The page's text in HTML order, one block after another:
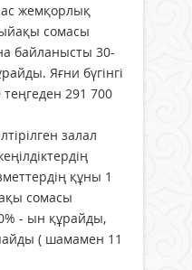
жемқорлық
сомасы
байланысты 30-
Яғни бүгінгі
291 700
залал
құны 1
сомасы
- ын құрайды,
( шамамен 11